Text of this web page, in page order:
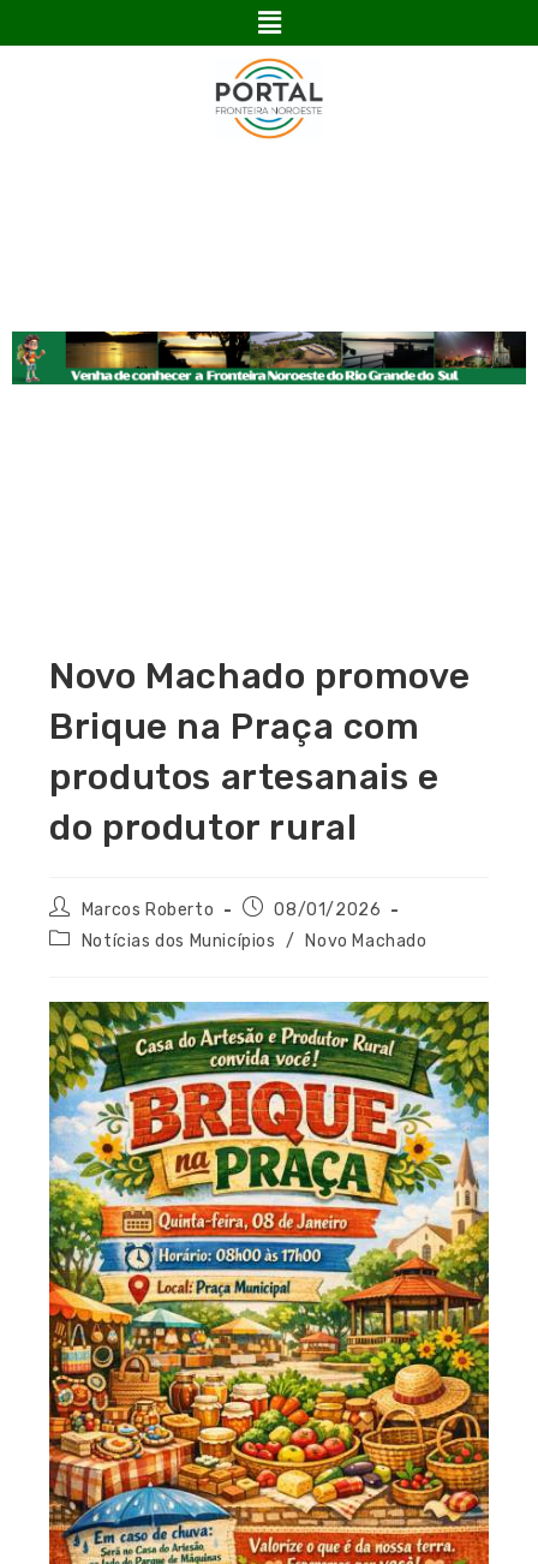
Novo Machado promove
Brique na Praça com
produtos artesanais e
do produtor rural
Marcos Roberto
08/01/2026
Notícias dos Municípios
/ Novo Machado